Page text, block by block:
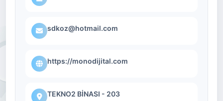
sdkoz@hotmail.com
https://monodijital.com
TEKNO2 BİNASI - 203